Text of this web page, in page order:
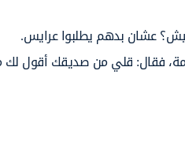
عشان بدهم يطلبوا عرايس.
فقال: قلي من صديقك أقول لك